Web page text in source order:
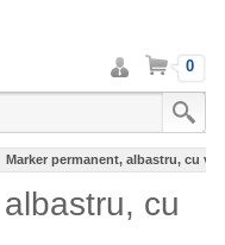
Intra
in
cont
Cos 0
Marker permanent, albastru, cu
cu